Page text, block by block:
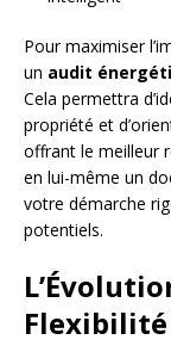
Pour maximiser
un audit
Cela permettra
propriété et
offrant le meilleur
en lui-même un
votre démarche
potentiels.